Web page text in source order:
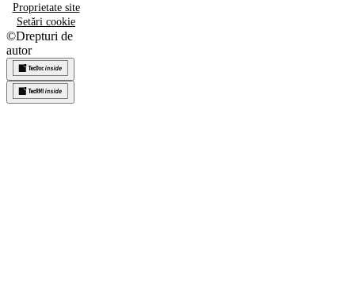
Proprietate site
Setări cookie
©Drepturi de
autor